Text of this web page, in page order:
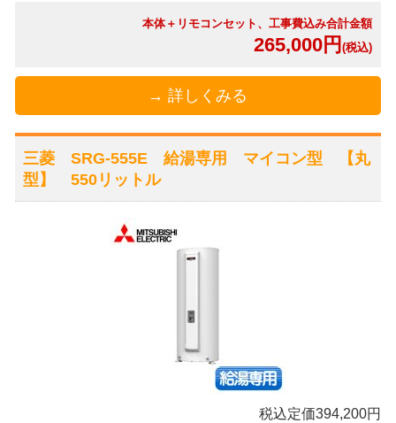
本体＋リモコンセット、工事費込み合計金額
265,000円 (税込)
→ 詳しくみる
三菱 SRG-555E 給湯専用 マイコン型 【丸
型】 550リットル
税込定価394,200円